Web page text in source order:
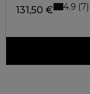
131,50 € 4.9 7